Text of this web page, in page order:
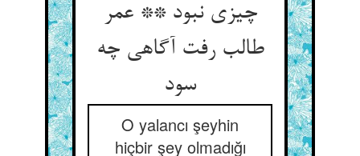
چیزی نبود ** عمر
طالب رفت آگاهی چه
سود
O yalancı şeyhin
hiçbir şey olmadığı